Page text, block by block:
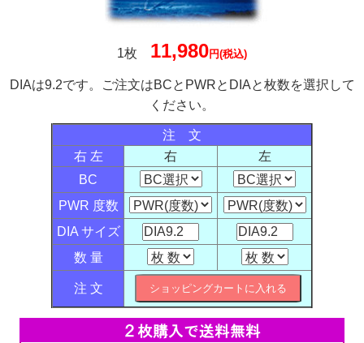
1枚 11,980円(税込)
DIAは9.2です。ご注文はBCとPWRとDIAと枚数を選択して
ください。
注 文
右 左
右
左
BC
PWR 度数
DIA サイズ
数 量
注 文